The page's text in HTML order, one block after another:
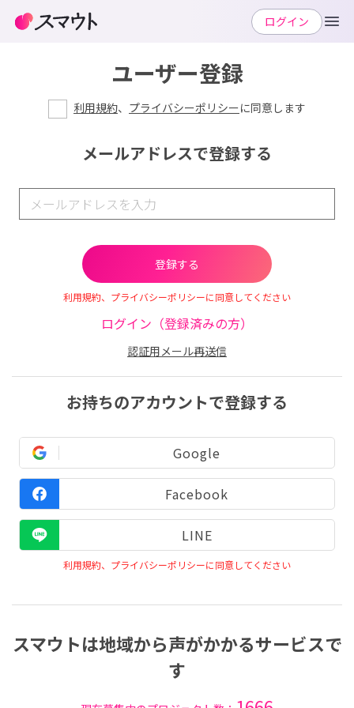
ユーザー登録
利用規約、 プライバシーポリシーに同意します
メールアドレスで登録する
利用規約、プライバシーポリシーに同意してください
ログイン（登録済みの方）
認証用メール再送信
お持ちのアカウントで登録する
Google
Facebook
LINE
利用規約、プライバシーポリシーに同意してください
スマウトは地域から声がかかるサービスで
す
ログイン